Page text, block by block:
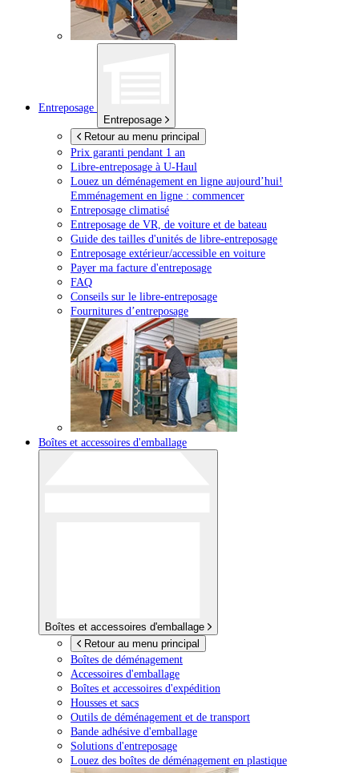
Entreposage
Entreposage
Retour au menu principal
Prix garanti pendant 1 an
Libre-entreposage à U-Haul
Louez un déménagement en ligne aujourd’hui!
Emménagement en ligne : commencer
Entreposage climatisé
Entreposage de VR, de voiture et de bateau
Guide des tailles d'unités de libre-entreposage
Entreposage extérieur/accessible en voiture
Payer ma facture d'entreposage
FAQ
Conseils sur le libre-entreposage
Fournitures d’entreposage
Boîtes et accessoires d'emballage
Boîtes et accessoires d'emballage
Retour au menu principal
Boîtes de déménagement
Accessoires d'emballage
Boîtes et accessoires d'expédition
Housses et sacs
Outils de déménagement et de transport
Bande adhésive d'emballage
Solutions d'entreposage
Louez des boîtes de déménagement en plastique